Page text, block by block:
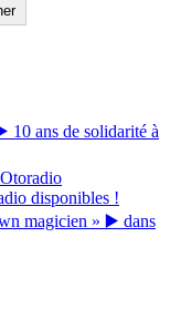
10 ans de solidarité à
disponibles !
magicien » ▶️ dans